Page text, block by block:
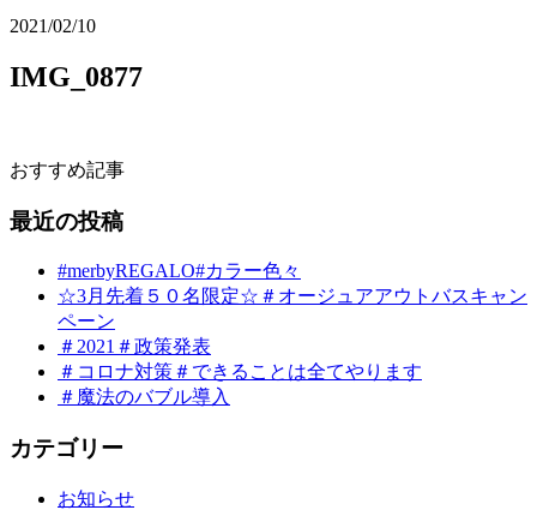
2021/02/10
IMG_0877
おすすめ記事
最近の投稿
#merbyREGALO#カラー色々
☆3月先着５０名限定☆＃オージュアアウトバスキャン
ペーン
＃2021＃政策発表
＃コロナ対策＃できることは全てやります
＃魔法のバブル導入
カテゴリー
お知らせ